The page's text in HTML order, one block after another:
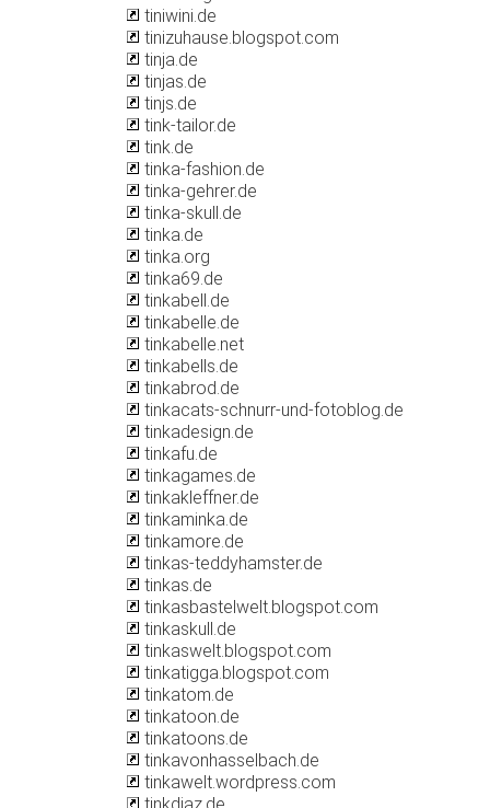
tiniwini.de
tinizuhause.blogspot.com
tinja.de
tinjas.de
tinjs.de
tink-tailor.de
tink.de
tinka-fashion.de
tinka-gehrer.de
tinka-skull.de
tinka.de
tinka.org
tinka69.de
tinkabell.de
tinkabelle.de
tinkabelle.net
tinkabells.de
tinkabrod.de
tinkacats-schnurr-und-fotoblog.de
tinkadesign.de
tinkafu.de
tinkagames.de
tinkakleffner.de
tinkaminka.de
tinkamore.de
tinkas-teddyhamster.de
tinkas.de
tinkasbastelwelt.blogspot.com
tinkaskull.de
tinkaswelt.blogspot.com
tinkatigga.blogspot.com
tinkatom.de
tinkatoon.de
tinkatoons.de
tinkavonhasselbach.de
tinkawelt.wordpress.com